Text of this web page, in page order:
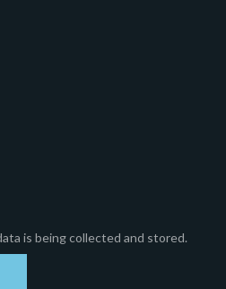
is being collected and stored.